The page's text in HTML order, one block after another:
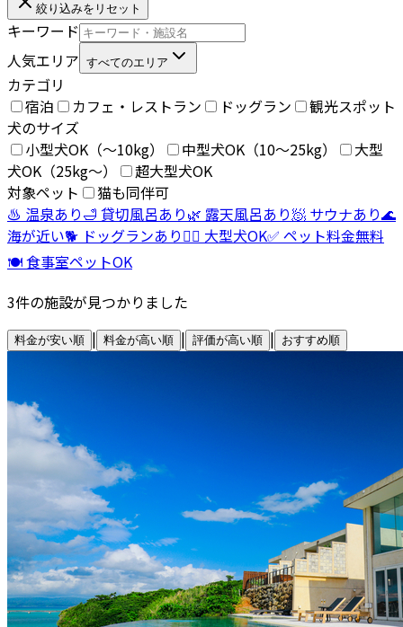
絞り込みをリセット
キーワード
人気エリア すべてのエリア
カテゴリ
宿泊
カフェ・レストラン ドッグラン
観光スポット
犬のサイズ
小型犬OK（〜10kg）
中型犬OK（10〜25kg）
大型
犬OK（25kg〜）
超大型犬OK
対象ペット
猫も同伴可
♨️ 温泉あり🛁 貸切風呂あり🌿 露天風呂あり🧖 サウナあり🌊
海が近い🐕 ドッグランあり🐕‍🦺 大型犬OK✅ ペット料金無料
🍽️ 食事室ペットOK
3件の施設が見つかりました
料金が安い順 | 料金が高い順 | 評価が高い順 | おすすめ順